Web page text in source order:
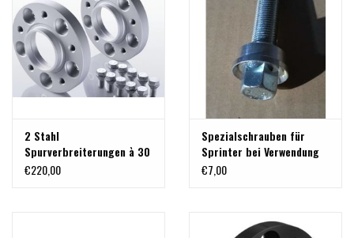
2 Stahl
Spurverbreiterungen à 30
mm 6x130 M14x1,5 für
€220,00
Spezialschrauben für
Sprinter bei Verwendung
von Spurplatten +
€7,00